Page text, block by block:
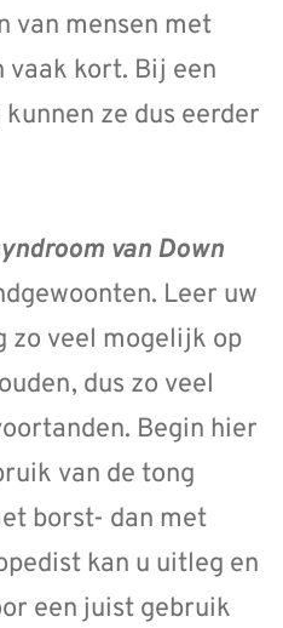
van mensen met
vaak kort. Bij een
ze dus eerder
van Down
Leer uw
zo veel mogelijk op
dus zo veel
Begin hier
van de tong
borst- dan met
kan u uitleg en
een juist gebruik